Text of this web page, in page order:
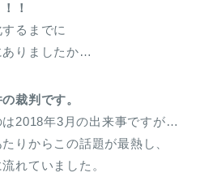
！
るまでに
ありましたか…
裁判です。
2018年3月の出来事ですが…
りからこの話題が最熱し、
れていました。